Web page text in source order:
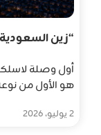
“زين
2 يوليو، 2026
هو الأول من